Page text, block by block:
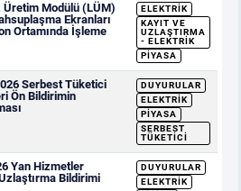
Üretim Modülü (LÜM)
Ekranları
Ortamında İşleme
ELEKTRIK
KAYIT VE
UZLAŞTIRMA
- ELEKTRIK
PIYASA
Serbest Tüketici
Ön Bildirimin
DUYURULAR
ELEKTRIK
PIYASA
SERBEST
TÜKETICI
Yan Hizmetler
Bildirimi
DUYURULAR
ELEKTRIK